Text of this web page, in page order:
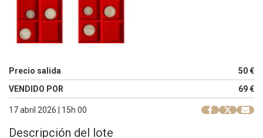
Precio salida
50 €
VENDIDO POR
69 €
17 abril 2026 | 15h 00
Descripción del lote